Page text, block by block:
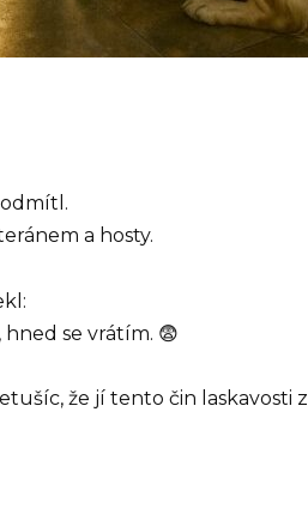
a hosty.
se vrátím. 😨
že jí tento čin laskavosti